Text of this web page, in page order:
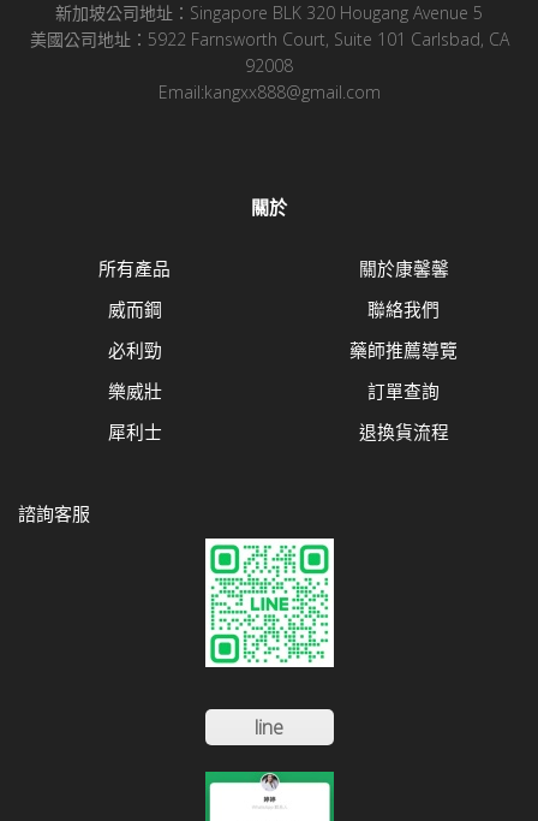
新加坡公司地址：Singapore BLK 320 Hougang Avenue 5
美國公司地址：5922 Farnsworth Court, Suite 101 Carlsbad, CA
92008
Email:kangxx888@gmail.com
關於
所有產品
威而鋼
必利勁
樂威壯
犀利士
關於康馨馨
聯絡我們
藥師推薦導覽
訂單查詢
退換貨流程
諮詢客服
line